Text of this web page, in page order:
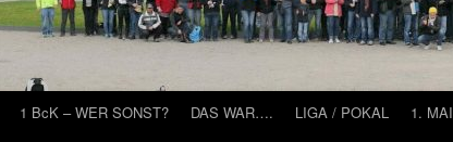
1 BcK – WER SONST? DAS WAR…. LIGA / POKAL 1. MAI